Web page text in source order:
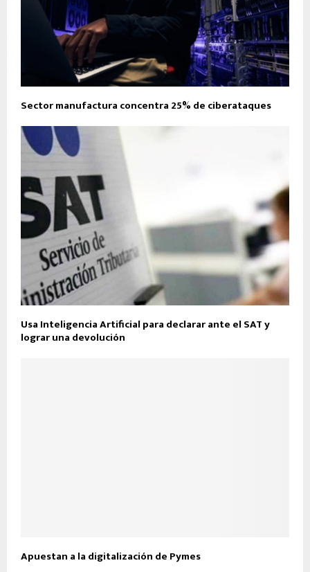
Sector manufactura concentra 25% de ciberataques
Usa Inteligencia Artificial para declarar ante el SAT y
lograr una devolución
Apuestan a la digitalización de Pymes